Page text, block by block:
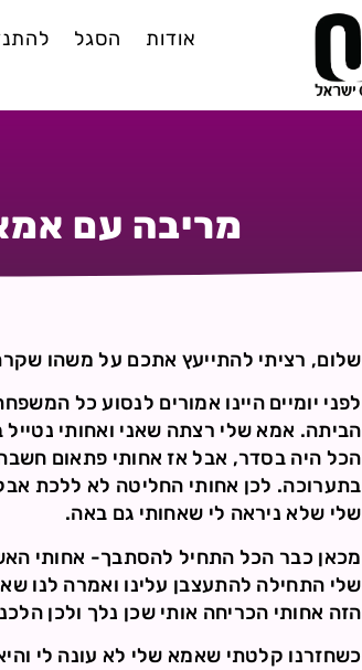
אודות הסגל
מריבה עם
שלום, רציתי להתייעץ אתכם על משהו
לפני יומיים היינו אמורים לנסוע כל
הביתה. אמא שלי רצתה שאני ואחותי
הכל היה בסדר, אבל אז אחותי פתאום
בתערוכה. לכן אחותי החליטה לא ללכת
שלי שלא ניראה לי שאחותי גם באה.
מכאן כבר הכל התחיל להסתבך- אחותי
שלי התחילה להתעצבן עלינו ואמרה לנו
הזה אחותי הכריחה אותי שכן נלך ולכן
כשחזרנו קלטתי שאמא שלי לא עונה לי